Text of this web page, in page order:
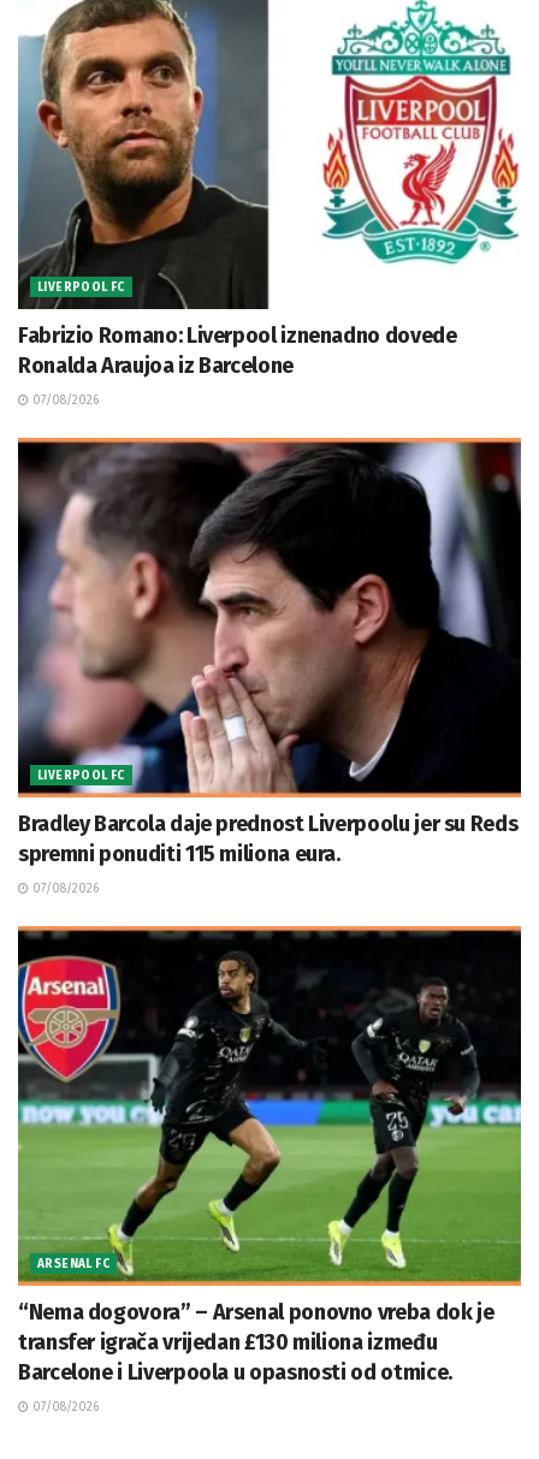
LIVERPOOL FC
Fabrizio Romano: Liverpool iznenadno dovede
Ronalda Araujoa iz Barcelone
07/08/2026
LIVERPOOL FC
Bradley Barcola daje prednost Liverpoolu jer su Reds
spremni ponuditi 115 miliona eura.
07/08/2026
ARSENAL FC
“Nema dogovora” – Arsenal ponovno vreba dok je
transfer igrača vrijedan £130 miliona između
Barcelone i Liverpoola u opasnosti od otmice.
07/08/2026